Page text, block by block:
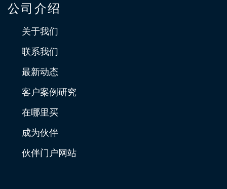
公司介绍
关于我们
联系我们
最新动态
客户案例研究
在哪里买
成为伙伴
伙伴门户网站